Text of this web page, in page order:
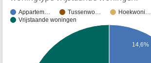
Appartem… Tussenwo… Hoekwoni…
Vrijstaande woningen
14,6%